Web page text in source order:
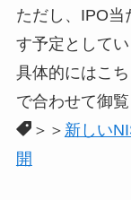
ただし、IPO当
す予定としてい
具体的にはこ
で合わせて御覧
＞＞ 新しい
開